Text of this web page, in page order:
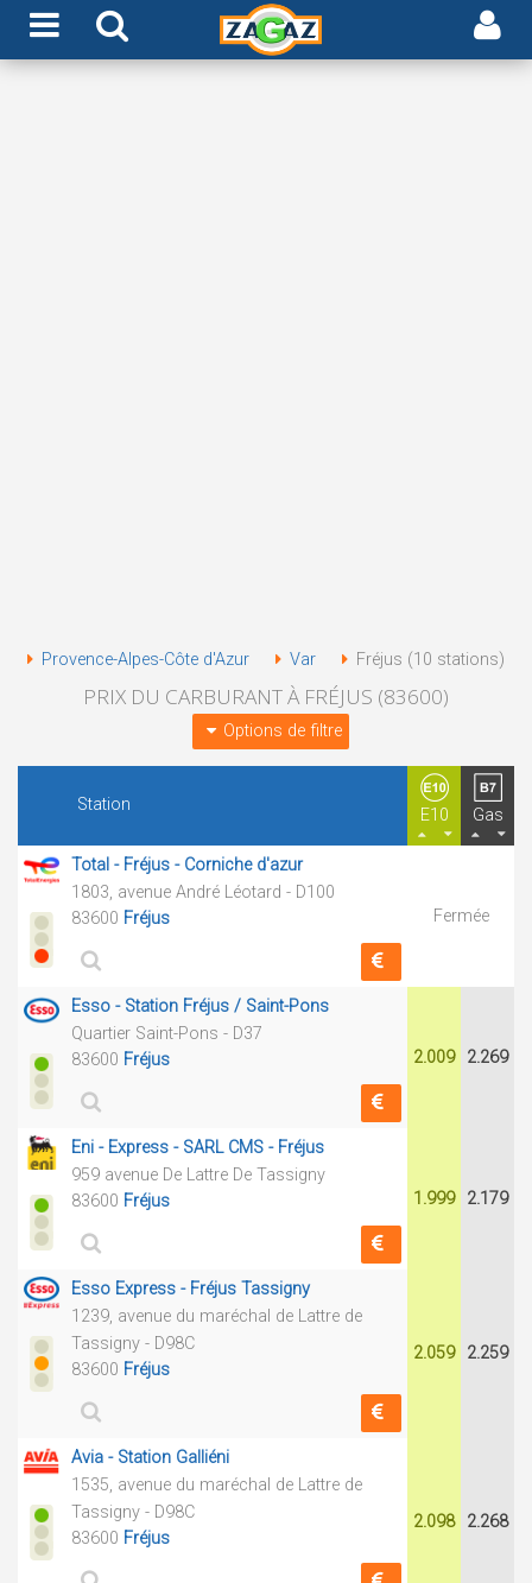
Provence-Alpes-Côte d'Azur Var Fréjus (10 stations)
PRIX DU CARBURANT À FRÉJUS (83600)
Options de filtre
Station
E10 Gas
Total - Fréjus - Corniche d'azur
1803, avenue André Léotard - D100
83600 Fréjus Fermée
Esso - Station Fréjus / Saint-Pons
Quartier Saint-Pons - D37
83600 Fréjus 2.009 2.269
Eni - Express - SARL CMS - Fréjus
959 avenue De Lattre De Tassigny
83600 Fréjus 1.999 2.179
Esso Express - Fréjus Tassigny
1239, avenue du maréchal de Lattre de
Tassigny - D98C
83600 Fréjus
2.059 2.259
Avia - Station Galliéni
1535, avenue du maréchal de Lattre de
Tassigny - D98C
83600 Fréjus
2.098 2.268